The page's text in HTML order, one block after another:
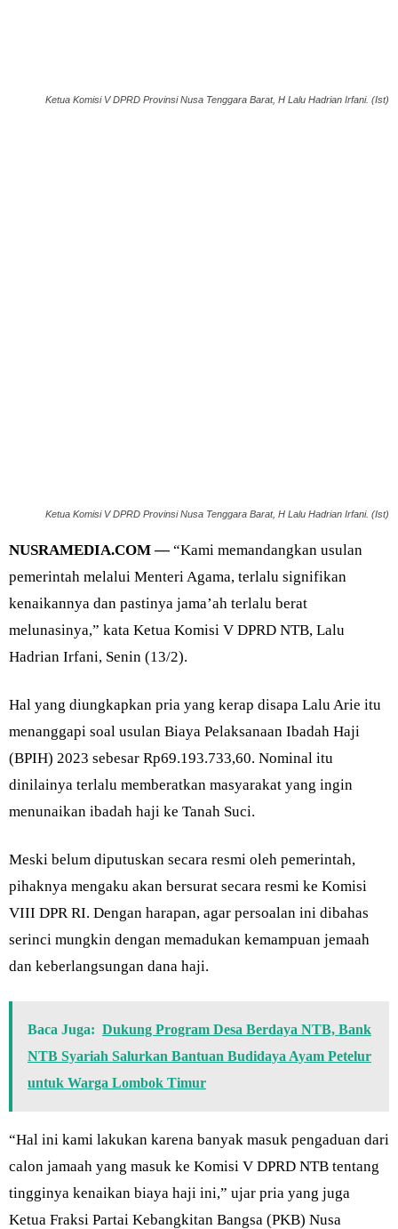
Ketua Komisi V DPRD Provinsi Nusa Tenggara Barat, H Lalu Hadrian Irfani. (Ist)
Ketua Komisi V DPRD Provinsi Nusa Tenggara Barat, H Lalu Hadrian Irfani. (Ist)
NUSRAMEDIA.COM —“Kami memandangkan usulan
pemerintah melalui Menteri Agama, terlalu signifikan
kenaikannya dan pastinya jama’ah terlalu berat
melunasinya,” kata Ketua Komisi V DPRD NTB, Lalu
Hadrian Irfani, Senin (13/2).
Hal yang diungkapkan pria yang kerap disapa Lalu Arie itu
menanggapi soal usulan Biaya Pelaksanaan Ibadah Haji
(BPIH) 2023 sebesar Rp69.193.733,60. Nominal itu
dinilainya terlalu memberatkan masyarakat yang ingin
menunaikan ibadah haji ke Tanah Suci.
Meski belum diputuskan secara resmi oleh pemerintah,
pihaknya mengaku akan bersurat secara resmi ke Komisi
VIII DPR RI. Dengan harapan, agar persoalan ini dibahas
serinci mungkin dengan memadukan kemampuan jemaah
dan keberlangsungan dana haji.
Baca Juga: Dukung Program Desa Berdaya NTB, Bank
NTB Syariah Salurkan Bantuan Budidaya Ayam Petelur
untuk Warga Lombok Timur
“Hal ini kami lakukan karena banyak masuk pengaduan dari
calon jamaah yang masuk ke Komisi V DPRD NTB tentang
tingginya kenaikan biaya haji ini,” ujar pria yang juga
Ketua Fraksi Partai Kebangkitan Bangsa (PKB) Nusa